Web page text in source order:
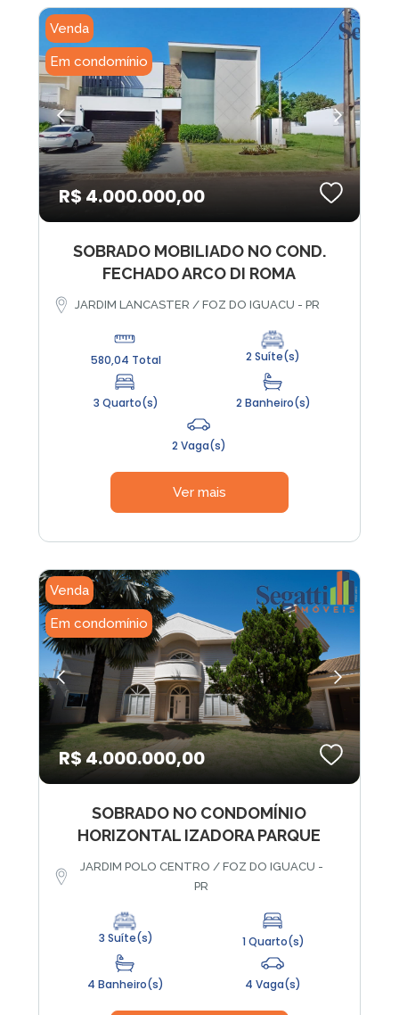
Venda
Em condomínio
R$ 4.000.000,00
SOBRADO MOBILIADO NO COND.
FECHADO ARCO DI ROMA
JARDIM LANCASTER / FOZ DO IGUACU - PR
580,04 Total 2 Suíte(s)
3 Quarto(s) 2 Banheiro(s)
2 Vaga(s)
Ver mais
Venda
Em condomínio
R$ 4.000.000,00
SOBRADO NO CONDOMÍNIO
HORIZONTAL IZADORA PARQUE
JARDIM POLO CENTRO / FOZ DO IGUACU -
PR
3 Suíte(s) 1 Quarto(s)
4 Banheiro(s) 4 Vaga(s)